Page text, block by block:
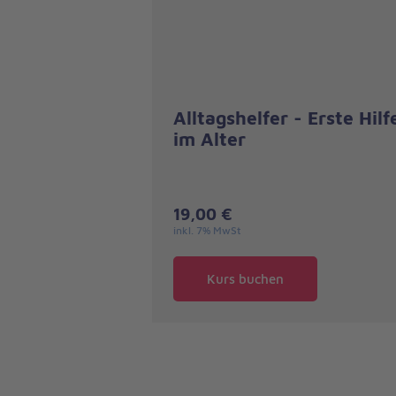
Alltagshelfer - Erste
im Alter
19,00 €
inkl. 7% MwSt
Kurs buchen